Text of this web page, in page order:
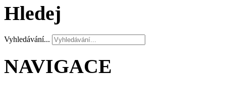
Hledej
Vyhledávání...
NAVIGACE